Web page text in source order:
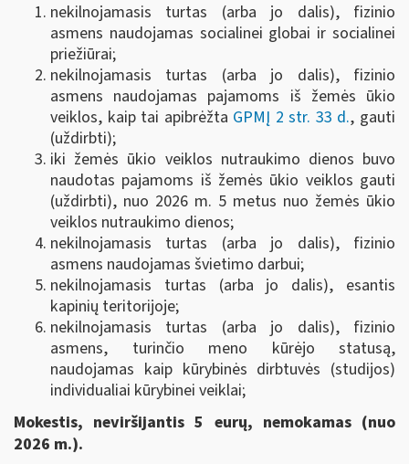
nekilnojamasis turtas (arba jo dalis), fizinio
asmens naudojamas socialinei globai ir socialinei
priežiūrai;
nekilnojamasis turtas (arba jo dalis), fizinio
asmens naudojamas pajamoms iš žemės ūkio
veiklos, kaip tai apibrėžta GPMĮ 2 str. 33 d., gauti
(uždirbti);
iki žemės ūkio veiklos nutraukimo dienos buvo
naudotas pajamoms iš žemės ūkio veiklos gauti
(uždirbti), nuo 2026 m. 5 metus nuo žemės ūkio
veiklos nutraukimo dienos;
nekilnojamasis turtas (arba jo dalis), fizinio
asmens naudojamas švietimo darbui;
nekilnojamasis turtas (arba jo dalis), esantis
kapinių teritorijoje;
nekilnojamasis turtas (arba jo dalis), fizinio
asmens, turinčio meno kūrėjo statusą,
naudojamas kaip kūrybinės dirbtuvės (studijos)
individualiai kūrybinei veiklai;
Mokestis, neviršijantis 5 eurų, nemokamas (nuo
2026 m.).